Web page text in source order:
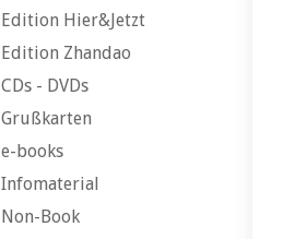
Edition Hier&Jetzt
Edition Zhandao
CDs - DVDs
Grußkarten
e-books
Infomaterial
Non-Book